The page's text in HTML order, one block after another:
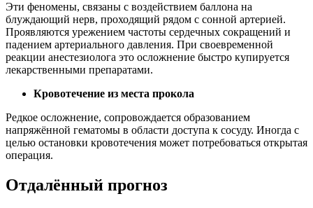
Эти феномены, связаны с воздействием баллона на
блуждающий нерв, проходящий рядом с сонной артерией.
Проявляются урежением частоты сердечных сокращений и
падением артериального давления. При своевременной
реакции анестезиолога это осложнение быстро купируется
лекарственными препаратами.
Кровотечение из места прокола
Редкое осложнение, сопровождается образованием
напряжённой гематомы в области доступа к сосуду. Иногда с
целью остановки кровотечения может потребоваться открытая
операция.
Отдалённый прогноз